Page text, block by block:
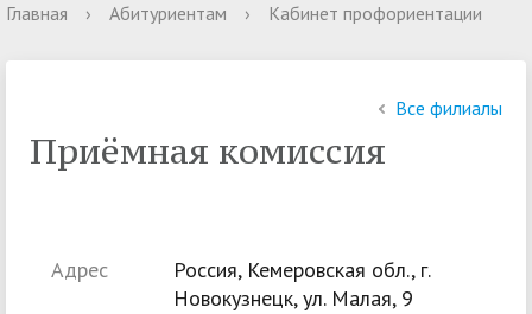
Главная › Абитуриентам › Кабинет профориентации
Все филиалы
Приёмная комиссия
Адрес
Россия, Кемеровская обл., г.
Новокузнецк, ул. Малая, 9